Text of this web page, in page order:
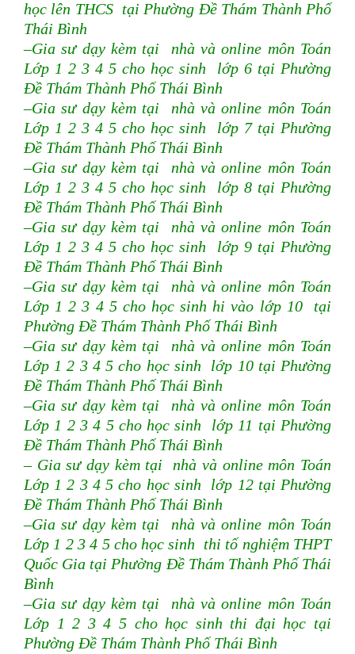
học lên THCS tại Phường Đề Thám Thành Phố
Thái Bình
–Gia sư dạy kèm tại nhà và online môn Toán
Lớp 1 2 3 4 5 cho học sinh lớp 6 tại Phường
Đề Thám Thành Phố Thái Bình
–Gia sư dạy kèm tại nhà và online môn Toán
Lớp 1 2 3 4 5 cho học sinh lớp 7 tại Phường
Đề Thám Thành Phố Thái Bình
–Gia sư dạy kèm tại nhà và online môn Toán
Lớp 1 2 3 4 5 cho học sinh lớp 8 tại Phường
Đề Thám Thành Phố Thái Bình
–Gia sư dạy kèm tại nhà và online môn Toán
Lớp 1 2 3 4 5 cho học sinh lớp 9 tại Phường
Đề Thám Thành Phố Thái Bình
–Gia sư dạy kèm tại nhà và online môn Toán
Lớp 1 2 3 4 5 cho học sinh hi vào lớp 10 tại
Phường Đề Thám Thành Phố Thái Bình
–Gia sư dạy kèm tại nhà và online môn Toán
Lớp 1 2 3 4 5 cho học sinh lớp 10 tại Phường
Đề Thám Thành Phố Thái Bình
–Gia sư dạy kèm tại nhà và online môn Toán
Lớp 1 2 3 4 5 cho học sinh lớp 11 tại Phường
Đề Thám Thành Phố Thái Bình
– Gia sư dạy kèm tại nhà và online môn Toán
Lớp 1 2 3 4 5 cho học sinh lớp 12 tại Phường
Đề Thám Thành Phố Thái Bình
–Gia sư dạy kèm tại nhà và online môn Toán
Lớp 1 2 3 4 5 cho học sinh thi tố nghiệm THPT
Quốc Gia tại Phường Đề Thám Thành Phố Thái
Bình
–Gia sư dạy kèm tại nhà và online môn Toán
Lớp 1 2 3 4 5 cho học sinh thi đại học tại
Phường Đề Thám Thành Phố Thái Bình